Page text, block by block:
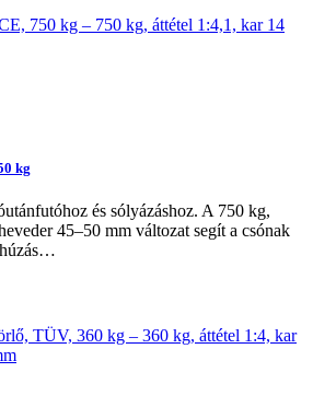
kg
és sólyázáshoz. A 750 kg,
45–50 mm változat segít a csónak